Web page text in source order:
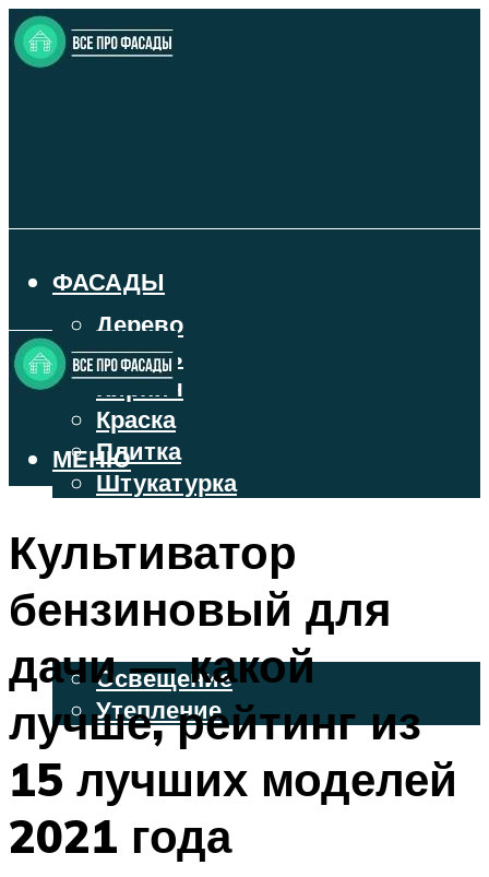
ФАСАДЫ
Дерево
Камень
Кирпич
Краска
Плитка
Штукатурка
ФАСАДНЫЙ САЙДИНГ
ОСВЕЩЕНИЕ И УТЕПЛЕНИЕ
Освещение
Утепление
МЕНЮ
МЕНЮ
Культиватор
бензиновый для
дачи — какой
лучше, рейтинг из
15 лучших моделей
2021 года